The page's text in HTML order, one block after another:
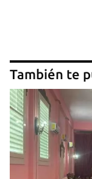
También te